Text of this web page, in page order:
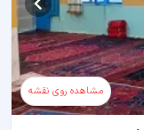
مشاهده روی نقشه